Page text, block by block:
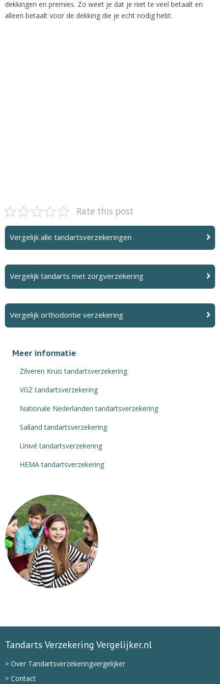
dekkingen en premies. Zo weet je dat je niet te veel betaalt en
alleen betaalt voor de dekking die je echt nodig hebt.
Rate this post
Vergelijk alle tandartsverzekeringen
Vergelijk tandarts met zorgverzekering
Vergelijk orthodontie verzekering
Meer informatie
Zilveren Kruis tandartsverzekering
VGZ tandartsverzekering
Nationale Nederlanden tandartsverzekering
Salland tandartsverzekering
Univé tandartsverzekering
HEMA tandartsverzekering
Tandarts Verzekering Vergelijker.nl
> Over Tandartsverzekeringvergelijker
> Contact